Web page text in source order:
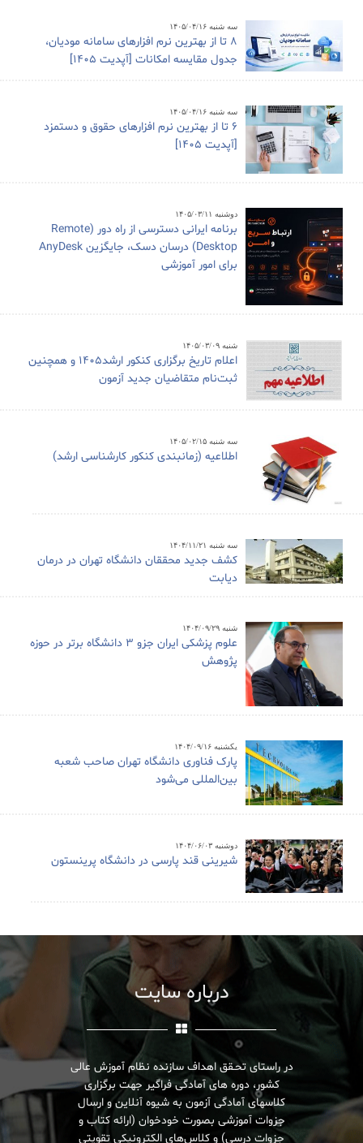
سه شنبه ۱۴۰۵/۰۴/۱۶
8 تا از بهترین نرم افزارهای سامانه مودیان،
جدول مقایسه امکانات [آپدیت 1405]
سه شنبه ۱۴۰۵/۰۴/۱۶
6 تا از بهترین نرم افزارهای حقوق و دستمزد
[آپدیت 1405]
دوشنبه ۱۴۰۵/۰۳/۱۱
برنامه ایرانی دسترسی از راه دور (Remote
Desktop) درسان دسک، جایگزین AnyDesk
برای امور آموزشی
شنبه ۱۴۰۵/۰۳/۰۹
اعلام تاریخ برگزاری کنکور ارشد1405 و همچنین
ثبت‌نام متقاضیان جدید آزمون
سه شنبه ۱۴۰۵/۰۲/۱۵
اطلاعیه (زمانبندی کنکور کارشناسی ارشد)
سه شنبه ۱۴۰۴/۱۱/۲۱
کشف جدید محققان دانشگاه تهران در درمان
دیابت
شنبه ۱۴۰۴/۰۹/۲۹
علوم پزشکی ایران جزو ۳ دانشگاه برتر در حوزه
پژوهش
یکشنبه ۱۴۰۴/۰۹/۱۶
پارک فناوری دانشگاه تهران صاحب شعبه
بین‌المللی می‌شود
دوشنبه ۱۴۰۴/۰۶/۰۳
شیرینی قند پارسی در دانشگاه پرینستون
درباره سایت
در راستای تحـقق اهداف سازنده نظام آموزش عالی
کشور، دوره های آمادگی فراگیر جهت برگزاری
کلاسهای آمادگی آزمون به شیوه آنلاین و ارسال
جزوات آموزشی بصورت خودخوان (ارائه کتاب و
جزوات درسی) و کلاس‌های الکترونیکی تقویتی